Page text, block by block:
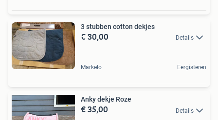
3 stubben cotton dekjes
€ 30,00 Details
Markelo Eergisteren
Anky dekje Roze
€ 35,00 Details